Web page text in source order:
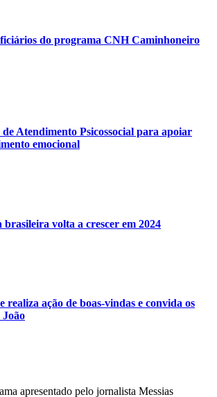
do programa CNH Caminhoneiro
Atendimento Psicossocial para apoiar
emocional
volta a crescer em 2024
realiza ação de boas-vindas e convida os
João
apresentado pelo jornalista Messias